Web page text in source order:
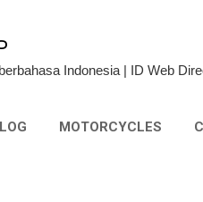
Indonesia | ID Web
MOTORCYCLES